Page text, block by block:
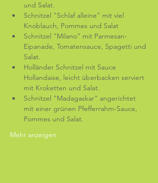
und Salat.
Schnitzel "Schlaf alleine" mit viel
Knoblauch, Pommes und Salat
Schnitzel "Milano" mit Parmesan-
Eipanade, Tomatensauce, Spagetti und
Salat.
Holländer Schnitzel mit Sauce
Hollandaise, leicht überbacken serviert
mit Kroketten und Salat.
Schnitzel "Madagaskar" angerichtet
mit einer grünen Pfefferrahm-Sauce,
Pommes und Salat.
Mehr anzeigen